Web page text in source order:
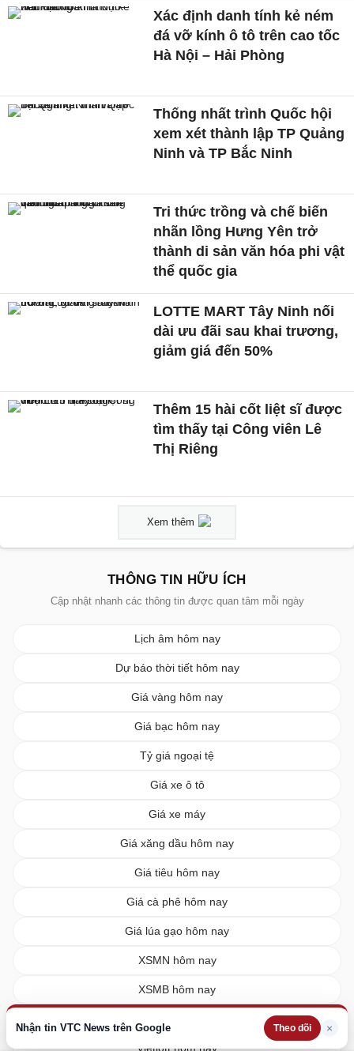
Nhận tin VTC News trên Google Theo dõi ×
Xác định danh tính kẻ ném
đá vỡ kính ô tô trên cao tốc
Hà Nội – Hải Phòng
Thống nhất trình Quốc hội
xem xét thành lập TP Quảng
Ninh và TP Bắc Ninh
Tri thức trồng và chế biến
nhãn lồng Hưng Yên trở
thành di sản văn hóa phi vật
thể quốc gia
LOTTE MART Tây Ninh nối
dài ưu đãi sau khai trương,
giảm giá đến 50%
Thêm 15 hài cốt liệt sĩ được
tìm thấy tại Công viên Lê
Thị Riêng
Xem thêm
THÔNG TIN HỮU ÍCH
Cập nhật nhanh các thông tin được quan tâm mỗi ngày
Lịch âm hôm nay
Dự báo thời tiết hôm nay
Giá vàng hôm nay
Giá bạc hôm nay
Tỷ giá ngoại tệ
Giá xe ô tô
Giá xe máy
Giá xăng dầu hôm nay
Giá tiêu hôm nay
Giá cà phê hôm nay
Giá lúa gạo hôm nay
XSMN hôm nay
XSMB hôm nay
Vietlott hôm nay